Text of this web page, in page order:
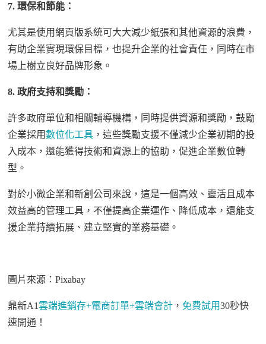
7.環保和節能：
尤其是使用網頁版系統可大大減少紙張和其他資源的浪費，
有助企業實現環保目標，也提升企業的社會責任，同時在市
場上樹立良好品牌形象。
8.政府支持和獎勵：
許多政府單位和相關輔導機構，同時提供資源和獎勵，鼓勵
企業採用數位化工具 ，這些獎勵支援不僅減少企業初期的投
入成本，還能獲得技術和資源上的協助，促進企業數位轉
型。
對於小微企業和新創公司來說，這是一個高效、靈活且成本
效益高的管理工具，不僅提高企業運作、降低成本，還能支
援企業持續拓展、建立堅實的業務基礎。
圖片來源：Pixabay
鼎新A1雲端進銷存+電商訂單+雲端會計 ， 免費試用30秒快
速開通！